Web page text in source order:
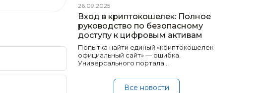
26.09.2025
Вход в криптокошелек: Полное
руководство по безопасному
доступу к цифровым активам
Попытка найти единый «криптокошелек
официальный сайт» — ошибка.
Универсального портала…
Все новости